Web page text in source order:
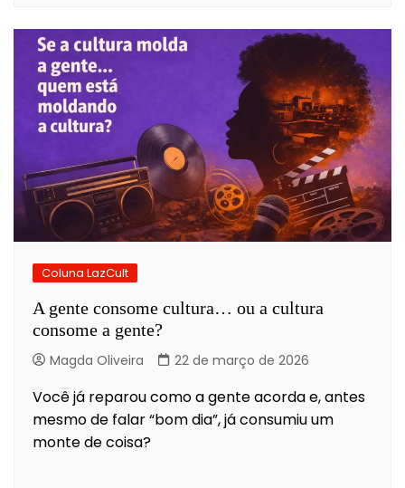
Coluna LazCult
A gente consome cultura… ou a cultura
consome a gente?
Magda Oliveira 22 de março de 2026
Você já reparou como a gente acorda e, antes
mesmo de falar “bom dia”, já consumiu um
monte de coisa?